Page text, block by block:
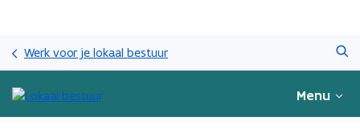
gaan
Werk voor je lokaal bestuur
Menu